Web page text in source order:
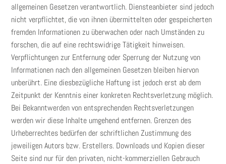
allgemeinen Gesetzen verantwortlich. Diensteanbieter sind jedoch
nicht verpflichtet, die von ihnen übermittelten oder gespeicherten
fremden Informationen zu überwachen oder nach Umständen zu
forschen, die auf eine rechtswidrige Tätigkeit hinweisen.
Verpflichtungen zur Entfernung oder Sperrung der Nutzung von
Informationen nach den allgemeinen Gesetzen bleiben hiervon
unberührt. Eine diesbezügliche Haftung ist jedoch erst ab dem
Zeitpunkt der Kenntnis einer konkreten Rechtsverletzung möglich.
Bei Bekanntwerden von entsprechenden Rechtsverletzungen
werden wir diese Inhalte umgehend entfernen. Grenzen des
Urheberrechtes bedürfen der schriftlichen Zustimmung des
jeweiligen Autors bzw. Erstellers. Downloads und Kopien dieser
Seite sind nur für den privaten, nicht-kommerziellen Gebrauch